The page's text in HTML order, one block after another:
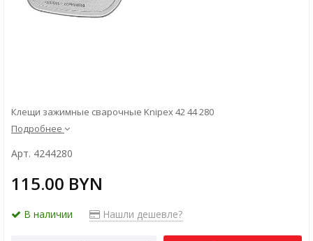
Клещи зажимные сварочные Knipex 42 44 280
Подробнее
Арт. 4244280
115.00 BYN
В наличии Нашли дешевле?